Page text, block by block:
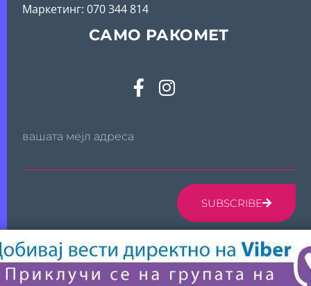
Mаркетинг: 070 344 814
САМО РАКОМЕТ
вашата мејл адреса
SUBSCRIBE
© 2024 САМО РАКОМЕТ